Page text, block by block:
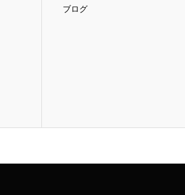
ブログ